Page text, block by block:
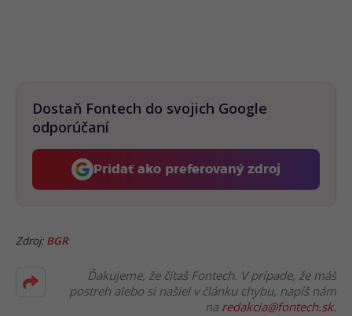
Dostaň Fontech do svojich Google
odporúčaní
Pridať ako preferovaný zdroj
Fontech, odkaz sa otvorí v
Zdroj: BGR
Ďakujeme, že čítaš Fontech. V prípade, že máš
postreh alebo si našiel v článku chybu, napíš nám
na redakcia@fontech.sk.